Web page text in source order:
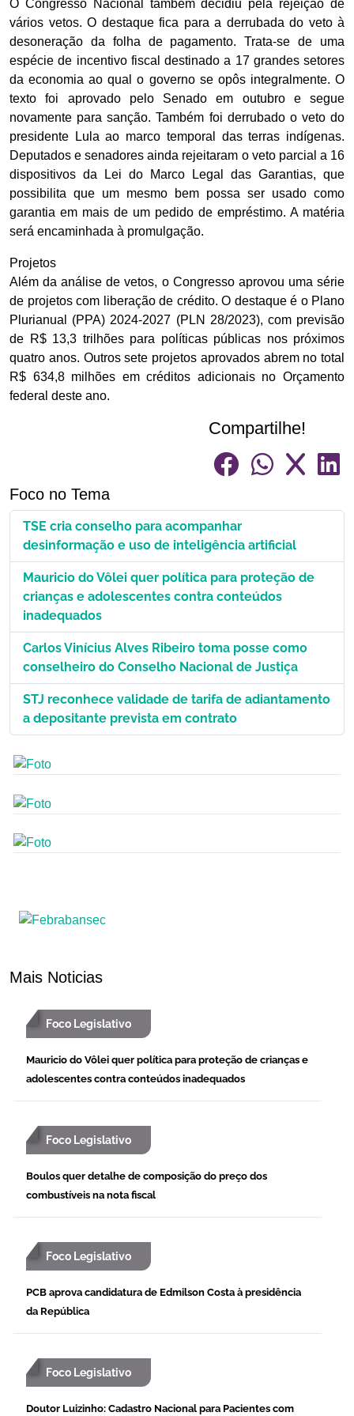
O Congresso Nacional também decidiu pela rejeição de
vários vetos. O destaque fica para a derrubada do veto à
desoneração da folha de pagamento. Trata-se de uma
espécie de incentivo fiscal destinado a 17 grandes setores
da economia ao qual o governo se opôs integralmente. O
texto foi aprovado pelo Senado em outubro e segue
novamente para sanção. Também foi derrubado o veto do
presidente Lula ao marco temporal das terras indígenas.
Deputados e senadores ainda rejeitaram o veto parcial a 16
dispositivos da Lei do Marco Legal das Garantias, que
possibilita que um mesmo bem possa ser usado como
garantia em mais de um pedido de empréstimo. A matéria
será encaminhada à promulgação.
Projetos
Além da análise de vetos, o Congresso aprovou uma série
de projetos com liberação de crédito. O destaque é o Plano
Plurianual (PPA) 2024-2027 (PLN 28/2023), com previsão
de R$ 13,3 trilhões para políticas públicas nos próximos
quatro anos. Outros sete projetos aprovados abrem no total
R$ 634,8 milhões em créditos adicionais no Orçamento
federal deste ano.
Compartilhe!
Foco no Tema
TSE cria conselho para acompanhar
desinformação e uso de inteligência artificial
Mauricio do Vôlei quer política para proteção de
crianças e adolescentes contra conteúdos
inadequados
Carlos Vinícius Alves Ribeiro toma posse como
conselheiro do Conselho Nacional de Justiça
STJ reconhece validade de tarifa de adiantamento
a depositante prevista em contrato
Mais Noticias
Foco Legislativo
Mauricio do Vôlei quer política para proteção de crianças e
adolescentes contra conteúdos inadequados
Foco Legislativo
Boulos quer detalhe de composição do preço dos
combustíveis na nota fiscal
Foco Legislativo
PCB aprova candidatura de Edmilson Costa à presidência
da República
Foco Legislativo
Doutor Luizinho: Cadastro Nacional para Pacientes com